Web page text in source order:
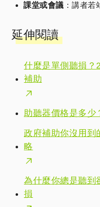
課堂或會議 ：講者若
延伸閱讀
什麼是單側聽損？
補助
助聽器價格是多少
政府補助你沒用到
略
為什麼你總是聽到
損